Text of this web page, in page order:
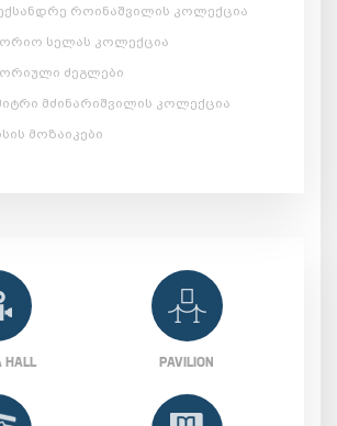
როინაშვილის კოლექცია
სელას კოლექცია
ძეგლები
მძინარიშვილის კოლექცია
მოზაიკები
HALL PAVILION